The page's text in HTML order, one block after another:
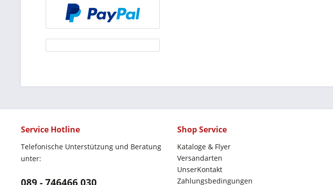
Service Hotline
Telefonische Unterstützung und Beratung
unter:
Shop Service
Kataloge & Flyer
Versandarten
UnserKontakt
Zahlungsbedingungen